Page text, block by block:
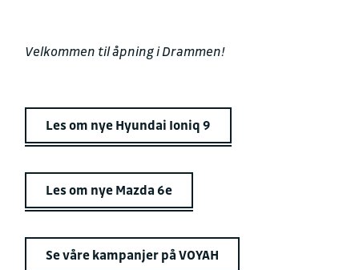
Velkommen til åpning i Drammen!
Les om nye Hyundai Ioniq 9
Les om nye Mazda 6e
Se våre kampanjer på VOYAH